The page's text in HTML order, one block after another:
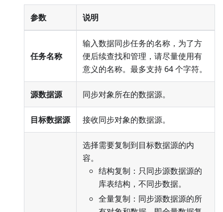
参数 说明
任务名称
输入数据同步任务的名称，为了方
便后续查找和管理，请尽量使用有
意义的名称。最多支持 64 个字符。
源数据源 同步对象所在的数据源。
目标数据源 接收同步对象的数据源。
选择需要复制到目标数据源的内
容。
结构复制：只同步源数据源的
库表结构，不同步数据。
全量复制：同步源数据源的所